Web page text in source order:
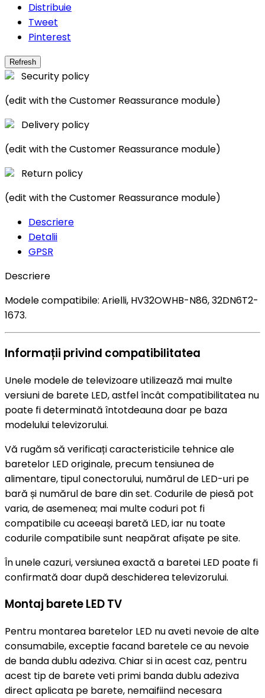
Distribuie
Tweet
Pinterest
Security policy
(edit with the Customer Reassurance module)
Delivery policy
(edit with the Customer Reassurance module)
Return policy
(edit with the Customer Reassurance module)
Descriere
Detalii
GPSR
Descriere
Modele compatibile: Arielli, HV32OWHB-N86, 32DN6T2-
1673.
Informații privind compatibilitatea
Unele modele de televizoare utilizează mai multe
versiuni de barete LED, astfel încât compatibilitatea nu
poate fi determinată întotdeauna doar pe baza
modelului televizorului.
Vă rugăm să verificați caracteristicile tehnice ale
baretelor LED originale, precum tensiunea de
alimentare, tipul conectorului, numărul de LED-uri pe
bară și numărul de bare din set. Codurile de piesă pot
varia, de asemenea; mai multe coduri pot fi
compatibile cu aceeași baretă LED, iar nu toate
codurile compatibile sunt neapărat afișate pe site.
În unele cazuri, versiunea exactă a baretei LED poate fi
confirmată doar după deschiderea televizorului.
Montaj barete LED TV
Pentru montarea baretelor LED nu aveti nevoie de alte
consumabile, exceptie facand baretele ce au nevoie
de banda dublu adeziva. Chiar si in acest caz, pentru
acest tip de barete veti primi banda dublu adeziva
direct aplicata pe barete, nemaifiind necesara